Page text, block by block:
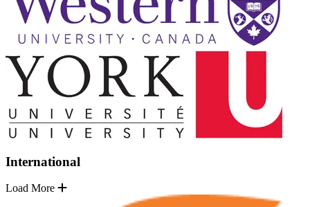
International
Load More